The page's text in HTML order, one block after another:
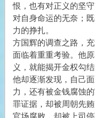
恨，也有对正义的坚
对自身命运的无奈；
力的挣扎。
方国辉的调查之路，
面临着重重考验。他
义，就能揭开金权勾
他却逐渐发现，自己
力，还有被金钱腐蚀
罪证据，却被周朝先
官场腐败，却被上司